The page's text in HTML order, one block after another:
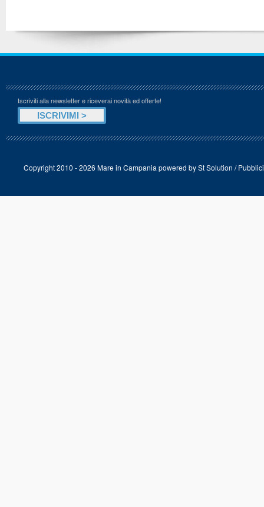
Iscriviti alla newsletter e riceverai novità ed offerte!
Copyright 2010 - 2026 Mare in Campania powered bySt Solution /